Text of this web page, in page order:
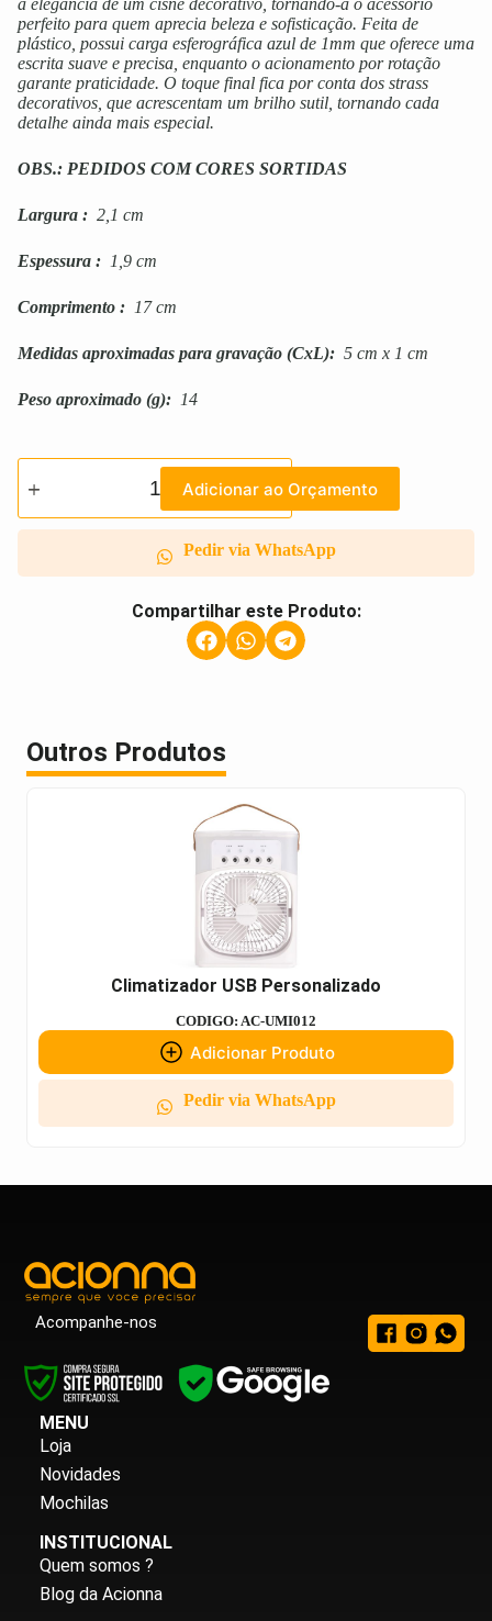
a elegância de um cisne decorativo, tornando-a o acessório
perfeito para quem aprecia beleza e sofisticação. Feita de
plástico, possui carga esferográfica azul de 1mm que oferece uma
escrita suave e precisa, enquanto o acionamento por rotação
garante praticidade. O toque final fica por conta dos strass
decorativos, que acrescentam um brilho sutil, tornando cada
detalhe ainda mais especial.
OBS.: PEDIDOS COM CORES SORTIDAS
Largura : 2,1 cm
Espessura : 1,9 cm
Comprimento : 17 cm
Medidas aproximadas para gravação (CxL): 5 cm x 1 cm
Peso aproximado (g): 14
Adicionar ao Orçamento
Pedir via WhatsApp
Compartilhar este Produto:
Outros Produtos
Climatizador USB Personalizado
CODIGO: AC-UMI012
Adicionar Produto
Pedir via WhatsApp
Acompanhe-nos
MENU
Loja
Novidades
Mochilas
INSTITUCIONAL
Quem somos ?
Blog da Acionna